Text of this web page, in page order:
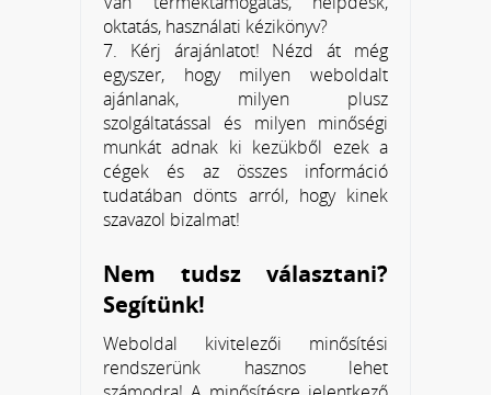
oktatás, használati kézikönyv?
7. Kérj árajánlatot! Nézd át még
egyszer, hogy milyen weboldalt
ajánlanak, milyen plusz
szolgáltatással és milyen minőségi
munkát adnak ki kezükből ezek a
cégek és az összes információ
tudatában dönts arról, hogy kinek
szavazol bizalmat!
Nem tudsz választani?
Segítünk!
Weboldal kivitelezői minősítési
rendszerünk hasznos lehet